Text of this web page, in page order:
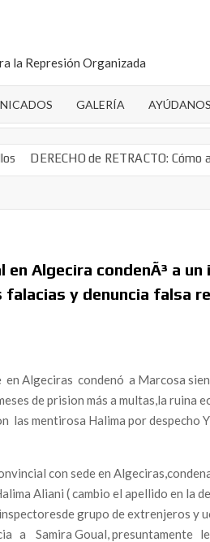
la Represión Organizada
GALERÍA AYÚDANOS
RETRACTO: Cómo averguaria qué
en Algecira condenÃ³ a
falacias y denuncia falsa
en Algeciras condenó a Marcosa
de prision más a multas,la ruina
las mentirosa Halima por despecho
con sede en
Aliani ( cambio el apellido en la
grupo de extrenjeros y
a Samira Goual, presuntamente